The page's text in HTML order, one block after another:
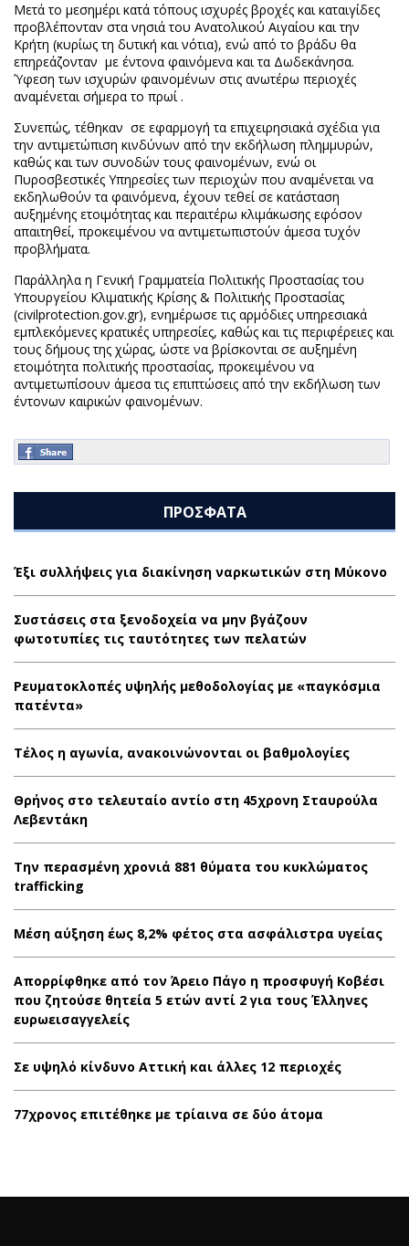
Μετά το μεσημέρι κατά τόπους ισχυρές βροχές και καταιγίδες
προβλέπονταν στα νησιά του Ανατολικού Αιγαίου και την
Κρήτη (κυρίως τη δυτική και νότια), ενώ από το βράδυ θα
επηρεάζονταν με έντονα φαινόμενα και τα Δωδεκάνησα.
Ύφεση των ισχυρών φαινομένων στις ανωτέρω περιοχές
αναμένεται σήμερα το πρωί .
Συνεπώς, τέθηκαν σε εφαρμογή τα επιχειρησιακά σχέδια για
την αντιμετώπιση κινδύνων από την εκδήλωση πλημμυρών,
καθώς και των συνοδών τους φαινομένων, ενώ οι
Πυροσβεστικές Υπηρεσίες των περιοχών που αναμένεται να
εκδηλωθούν τα φαινόμενα, έχουν τεθεί σε κατάσταση
αυξημένης ετοιμότητας και περαιτέρω κλιμάκωσης εφόσον
απαιτηθεί, προκειμένου να αντιμετωπιστούν άμεσα τυχόν
προβλήματα.
Παράλληλα η Γενική Γραμματεία Πολιτικής Προστασίας του
Υπουργείου Κλιματικής Κρίσης & Πολιτικής Προστασίας
(civilprotection.gov.gr), ενημέρωσε τις αρμόδιες υπηρεσιακά
εμπλεκόμενες κρατικές υπηρεσίες, καθώς και τις περιφέρειες και
τους δήμους της χώρας, ώστε να βρίσκονται σε αυξημένη
ετοιμότητα πολιτικής προστασίας, προκειμένου να
αντιμετωπίσουν άμεσα τις επιπτώσεις από την εκδήλωση των
έντονων καιρικών φαινομένων.
ΠΡΟΣΦΑΤΑ
Έξι συλλήψεις για διακίνηση ναρκωτικών στη Μύκονο
Συστάσεις στα ξενοδοχεία να μην βγάζουν
φωτοτυπίες τις ταυτότητες των πελατών
Ρευματοκλοπές υψηλής μεθοδολογίας με «παγκόσμια
πατέντα»
Τέλος η αγωνία, ανακοινώνονται οι βαθμολογίες
Θρήνος στο τελευταίο αντίο στη 45χρονη Σταυρούλα
Λεβεντάκη
Την περασμένη χρονιά 881 θύματα του κυκλώματος
trafficking
Μέση αύξηση έως 8,2% φέτος στα ασφάλιστρα υγείας
Απορρίφθηκε από τον Άρειο Πάγο η προσφυγή Κοβέσι
που ζητούσε θητεία 5 ετών αντί 2 για τους Έλληνες
ευρωεισαγγελείς
Σε υψηλό κίνδυνο Αττική και άλλες 12 περιοχές
77χρονος επιτέθηκε με τρίαινα σε δύο άτομα